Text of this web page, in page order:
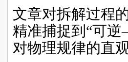
文章对拆解过程
精准捕捉到“可
对物理规律的直